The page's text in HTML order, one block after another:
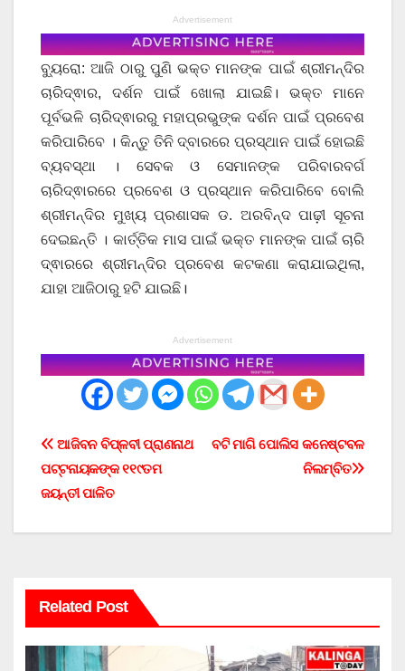
Advertisement
ବ୍ୟୁରୋ: ଆଜି ଠାରୁ ପୁଣି ଭକ୍ତ ମାନଙ୍କ ପାଇଁ ଶ୍ରୀମନ୍ଦିର
ଚାରିଦ୍ଵାର, ଦର୍ଶନ ପାଇଁ ଖୋଲା ଯାଇଛି। ଭକ୍ତ ମାନେ
ପୂର୍ବଭଳି ଚାରିଦ୍ଵାରରୁ ମହାପ୍ରଭୁଙ୍କ ଦର୍ଶନ ପାଇଁ ପ୍ରବେଶ
କରିପାରିବେ । କିନ୍ତୁ ତିନି ଦ୍ବାରରେ ପ୍ରସ୍ଥାନ ପାଇଁ ହୋଇଛି
ବ୍ୟବସ୍ଥା । ସେବକ ଓ ସେମାନଙ୍କ ପରିବାରବର୍ଗ
ଚାରିଦ୍ଵାରରେ ପ୍ରବେଶ ଓ ପ୍ରସ୍ଥାନ କରିପାରିବେ ବୋଲି
ଶ୍ରୀମନ୍ଦିର ମୁଖ୍ୟ ପ୍ରଶାସକ ଡ. ଅରବିନ୍ଦ ପାଢ଼ୀ ସୂଚନା
ଦେଇଛନ୍ତି । କାର୍ତ୍ତିକ ମାସ ପାଇଁ ଭକ୍ତ ମାନଙ୍କ ପାଇଁ ଚାରି
ଦ୍ଵାରରେ ଶ୍ରୀମନ୍ଦିର ପ୍ରବେଶ କଟକଣା କରାଯାଇଥିଲା,
ଯାହା ଆଜିଠାରୁ ହଟି ଯାଇଛି।
Advertisement
Post
navigation
ବଟି ମାଗି ପୋଲିସ କନେଷ୍ଟବଳ
ନିଲମ୍ବିତ
ଆଜିବନ ବିପ୍ଳବୀ ପ୍ରାଣନାଥ
ପଟ୍ଟନାୟକଙ୍କ ୧୧୯ତମ
ଜୟନ୍ତୀ ପାଳିତ
Related Post